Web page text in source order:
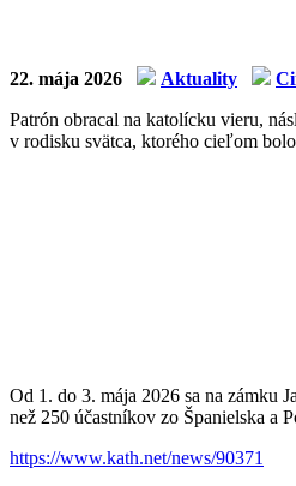
22. mája 2026 Aktuality
Patrón obracal na katolícku vieru,
v rodisku svätca, ktorého cieľom
Od 1. do 3. mája 2026 sa na zámku
než 250 účastníkov zo Španielska a
https://www.kath.net/news/90371